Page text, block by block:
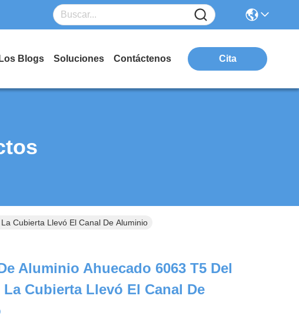
Los Blogs Soluciones Contáctenos Cita
Cubierta Llevó El Canal De Aluminio
Aluminio Ahuecado 6063 T5 Del
La Cubierta Llevó El Canal De